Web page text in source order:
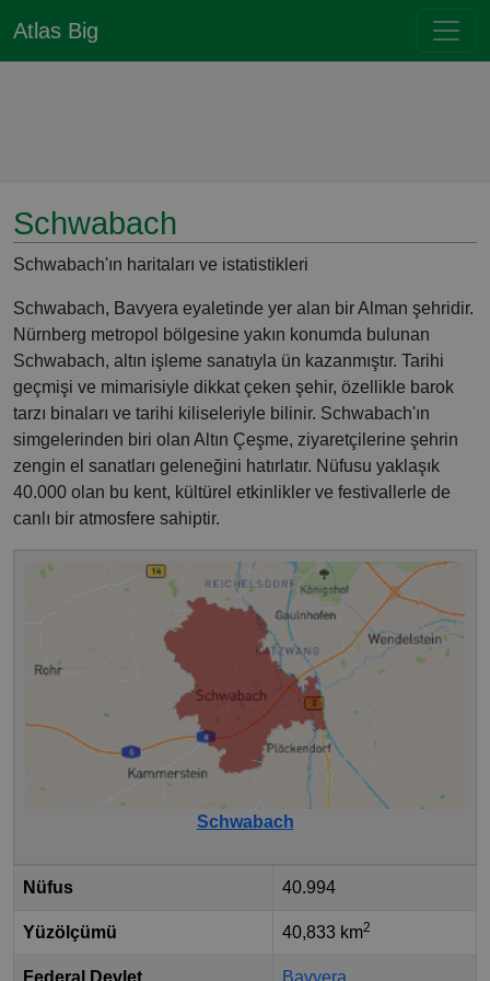
Atlas Big
Schwabach
Schwabach'ın haritaları ve istatistikleri
Schwabach, Bavyera eyaletinde yer alan bir Alman şehridir.
Nürnberg metropol bölgesine yakın konumda bulunan
Schwabach, altın işleme sanatıyla ün kazanmıştır. Tarihi
geçmişi ve mimarisiyle dikkat çeken şehir, özellikle barok
tarzı binaları ve tarihi kiliseleriyle bilinir. Schwabach'ın
simgelerinden biri olan Altın Çeşme, ziyaretçilerine şehrin
zengin el sanatları geleneğini hatırlatır. Nüfusu yaklaşık
40.000 olan bu kent, kültürel etkinlikler ve festivallerle de
canlı bir atmosfere sahiptir.
Schwabach
Nüfus 40.994
Yüzölçümü 40,833 km2